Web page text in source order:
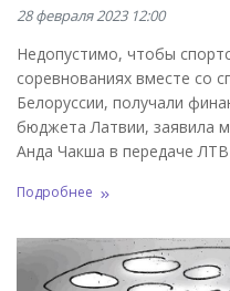
28 февраля 2023 12:00
Недопустимо, чтобы
соревнованиях вместе со
Белоруссии, получали
бюджета Латвии, заявила
Анда Чакша в передаче
Подробнее